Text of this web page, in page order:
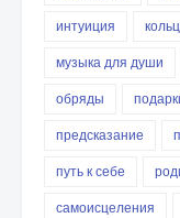
интуиция
музыка для души
обряды
предсказание
путь к себе
самоисцеления